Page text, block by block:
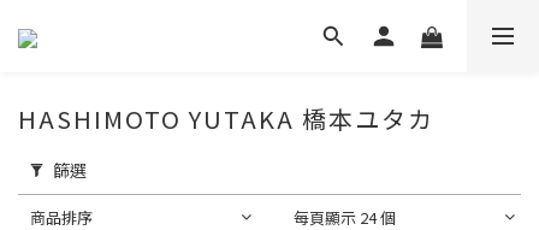
HASHIMOTO YUTAKA 橋本ユタカ
篩選
商品排序 每頁顯示 24 個